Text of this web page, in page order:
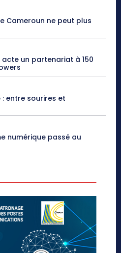
Cameroun ne peut plus
acte un partenariat à 150
: entre sourires et
numérique passé au